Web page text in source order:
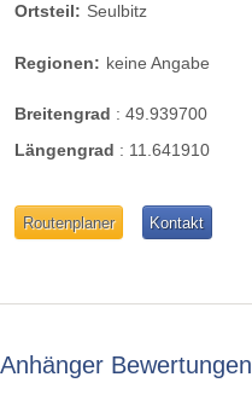
Ortsteil: Seulbitz
Regionen: keine Angabe
Breitengrad : 49.939700
Längengrad : 11.641910
Routenplaner Kontakt
Anhänger Bewertungen